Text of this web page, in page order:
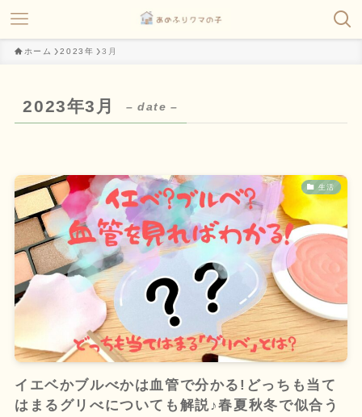
ホーム 2023年 3月
2023年3月 – date –
生活
イエベかブルべかは血管で分かる!どっちも当て
はまるグリべについても解説♪春夏秋冬で似合う